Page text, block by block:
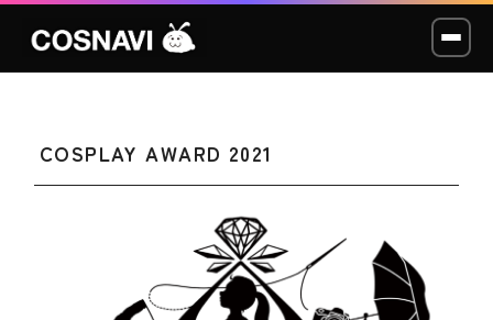
コスプレイベント
COSPLAY AWARD 2021